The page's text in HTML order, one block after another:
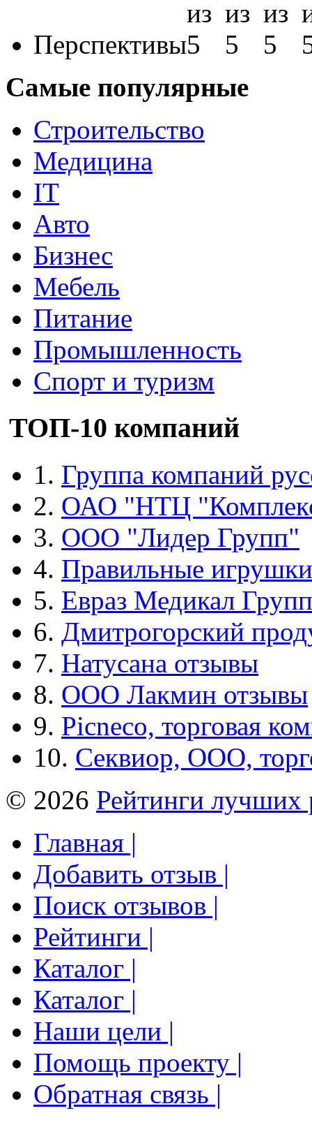
Перспективы
Самые популярные
Строительство
Медицина
IT
Авто
Бизнес
Мебель
Питание
Промышленность
Спорт и туризм
ТОП-10 компаний
1. Группа компаний
2. ОАО "НТЦ
3. ООО "Лидер Групп"
4. Правильные игрушки
5. Евраз Медикал Групп
6. Дмитрогорский
7. Натусана отзывы
8. ООО Лакмин отзывы
9. Picneco, торговая
10. Секвиор, ООО,
© 2026 Рейтинги лучших
Главная |
Добавить отзыв |
Поиск отзывов |
Рейтинги |
Каталог |
Каталог |
Наши цели |
Помощь проекту |
Обратная связь |